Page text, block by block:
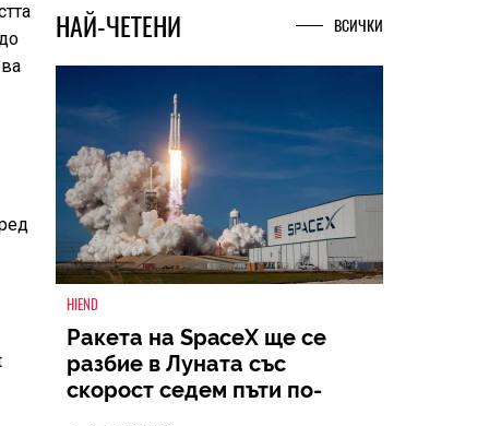
НАЙ-ЧЕТЕНИ
HIEND
Ракета на SpaceX ще се